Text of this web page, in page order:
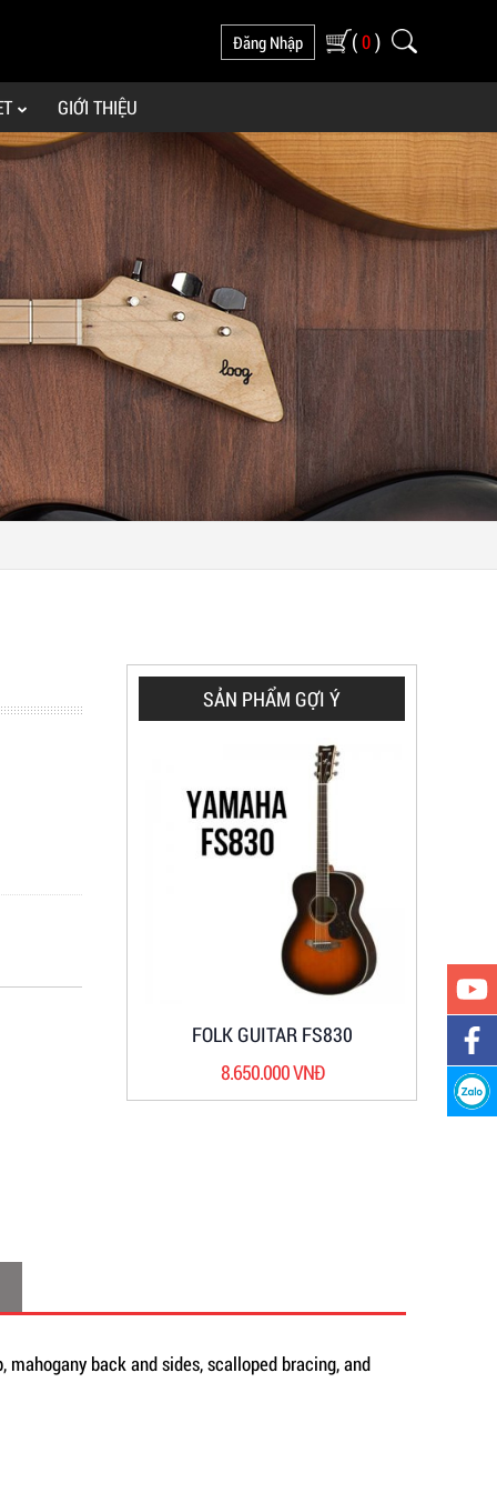
Đăng Nhập (0)
GIỚI THIỆU
SẢN PHẨM GỢI Ý
FOLK GUITAR FS830
8.650.000 VNĐ
back and sides, scalloped bracing, and